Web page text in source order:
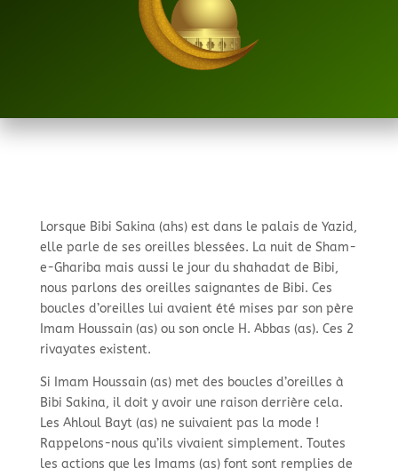
Lorsque Bibi Sakina (ahs) est dans le palais de Yazid,
elle parle de ses oreilles blessées. La nuit de Sham-
e-Ghariba mais aussi le jour du shahadat de Bibi,
nous parlons des oreilles saignantes de Bibi. Ces
boucles d’oreilles lui avaient été mises par son père
Imam Houssain (as) ou son oncle H. Abbas (as). Ces 2
rivayates existent.
Si Imam Houssain (as) met des boucles d’oreilles à
Bibi Sakina, il doit y avoir une raison derrière cela.
Les Ahloul Bayt (as) ne suivaient pas la mode !
Rappelons-nous qu’ils vivaient simplement. Toutes
les actions que les Imams (as) font sont remplies de